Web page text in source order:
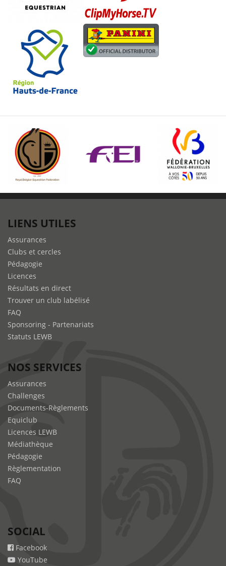
LIENS UTILES
Assurances
Clubs et cercles
Pédagogie
Licences
Résultats en direct
Trouver un club labélisé
FAQ
Sponsoring - Partenariats
Statuts LEWB
NOS SERVICES
Assurances
Challenges
Documents-Règlements
Equiclub
Licences LEWB
Médiathèque
Pédagogie
Règlementation
FAQ
SOCIAL
Facebook
YouTube